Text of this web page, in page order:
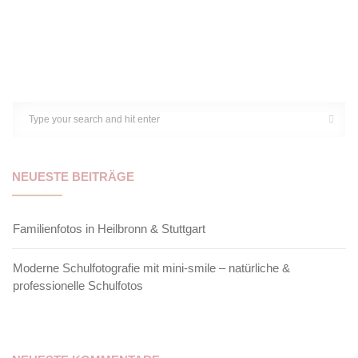
NEUESTE BEITRÄGE
Familienfotos in Heilbronn & Stuttgart
Moderne Schulfotografie mit mini-smile – natürliche &
professionelle Schulfotos